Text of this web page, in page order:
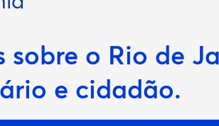
sobre o Rio de
e cidadão.